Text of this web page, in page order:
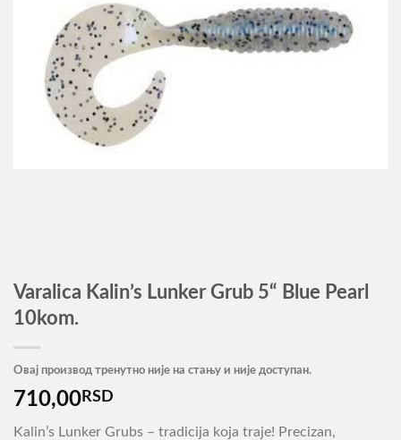
Varalica Kalin’s Lunker Grub 5“ Blue Pearl
10kom.
Овај производ тренутно није на стању и није доступан.
710,00RSD
Kalin’s Lunker Grubs – tradicija koja traje! Precizan,